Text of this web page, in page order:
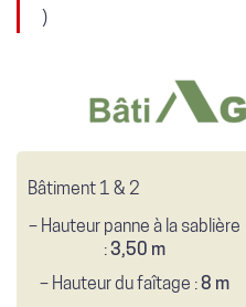
)
Bâtiment 1 & 2
– Hauteur panne à la sablière
:3,50 m
– Hauteur du faîtage :8 m